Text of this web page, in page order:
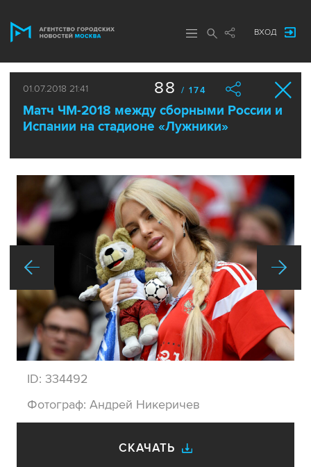
ВХОД
01.07.2018 21:41
Матч ЧМ-2018 между сборными России и
Испании на стадионе «Лужники»
88 / 174
ID: 334492
Фотограф: Андрей Никеричев
СКАЧАТЬ